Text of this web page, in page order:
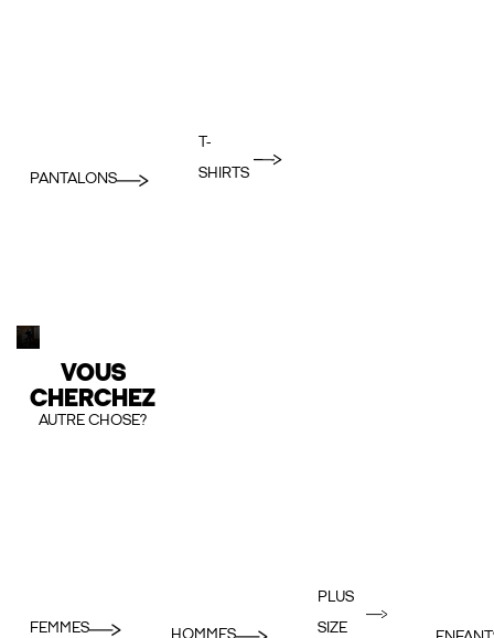
PANTALONS
T-
SHIRTS
VOUS
CHERCHEZ
AUTRE CHOSE?
FEMMES
PLUS
SIZE